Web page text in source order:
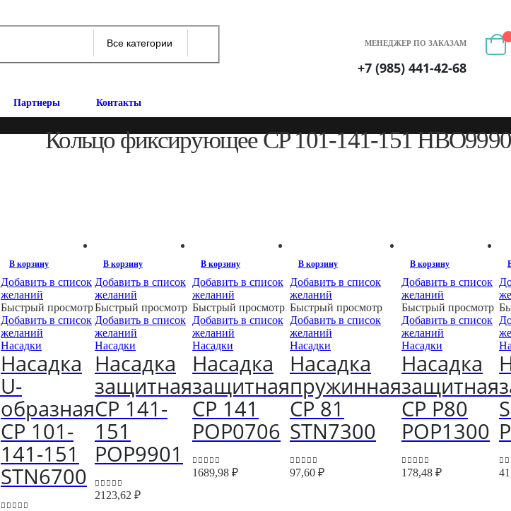
МЕНЕДЖЕР ПО ЗАКАЗАМ
+7 (985) 441-42-68
Партнеры Контакты
Кольцо фиксирующее CP 101-141-151 HBO9990
В корзину
Добавить в список
желаний
Быстрый просмотр
Добавить в список
желаний
Насадки
Насадка
U-
образная
CP 101-
141-151
STN6700
В корзину
Добавить в список
желаний
Быстрый просмотр
Добавить в список
желаний
Насадки
Насадка
защитная
CP 141-
151
POP9901
0out of 5
2123,62 ₽
В корзину
Добавить в список
желаний
Быстрый просмотр
Добавить в список
желаний
Насадки
Насадка
защитная
CP 141
POP0706
0 out of 5
1689,98 ₽
В корзину
Добавить в список
желаний
Быстрый просмотр
Добавить в список
желаний
Насадки
Насадка
пружинная
CP 81
STN7300
0out of 5
97,60 ₽
В корзину
Добавить в список
желаний
Быстрый просмотр
Добавить в список
желаний
Насадки
Насадка
защитная
CP P80
POP1300
0 out of 5
178,48 ₽ 0